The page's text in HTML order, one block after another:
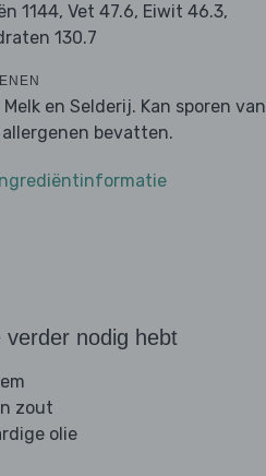
1144, Vet 47.6, Eiwit 46.3,
130.7
en Selderij. Kan sporen van
bevatten.
verder nodig hebt
zout
olie